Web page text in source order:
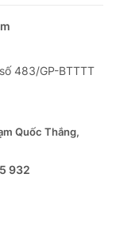
483/GP-BTTTT
Quốc Thắng,
932